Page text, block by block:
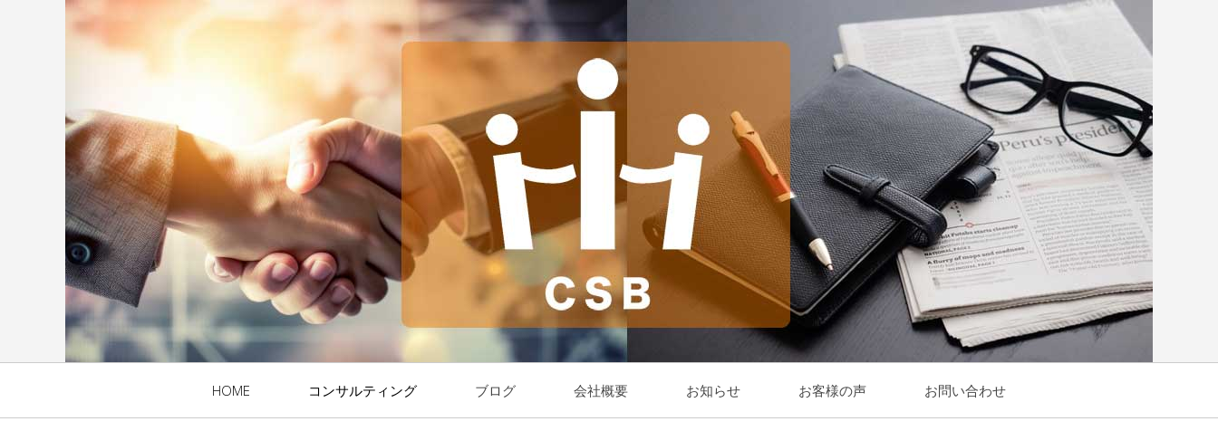
HOME コンサルティング ブログ 会社概要 お知らせ お客様の声 お問い合わせ